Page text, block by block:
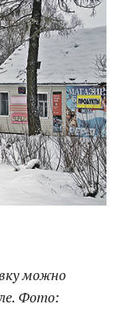
можно
Фото: